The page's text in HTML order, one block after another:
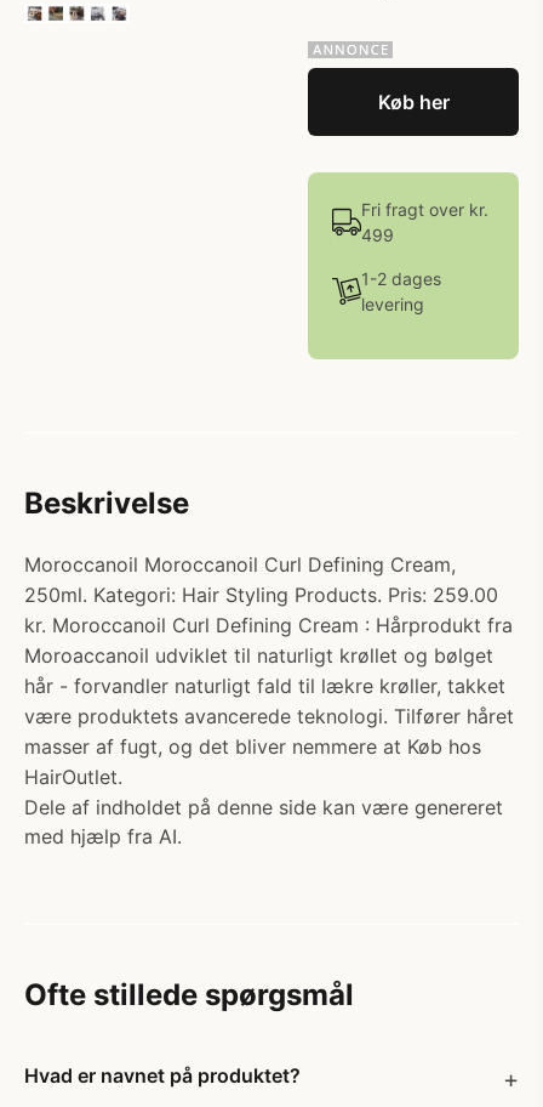
Køb her
Fri fragt over kr.
499
1-2 dages
levering
Beskrivelse
Moroccanoil Moroccanoil Curl Defining Cream,
250ml. Kategori: Hair Styling Products. Pris: 259.00
kr. Moroccanoil Curl Defining Cream : Hårprodukt fra
Moroaccanoil udviklet til naturligt krøllet og bølget
hår - forvandler naturligt fald til lækre krøller, takket
være produktets avancerede teknologi. Tilfører håret
masser af fugt, og det bliver nemmere at Køb hos
HairOutlet.
Dele af indholdet på denne side kan være genereret
med hjælp fra AI.
Ofte stillede spørgsmål
Hvad er navnet på produktet?